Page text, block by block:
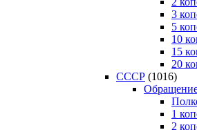
3
5
10
15
20
СССР (1016)
1
2